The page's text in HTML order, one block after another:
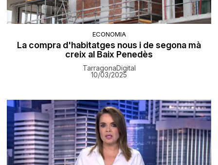
ECONOMIA
La compra d'habitatges nous i de segona mà
creix al Baix Penedès
TarragonaDigital
10/03/2025